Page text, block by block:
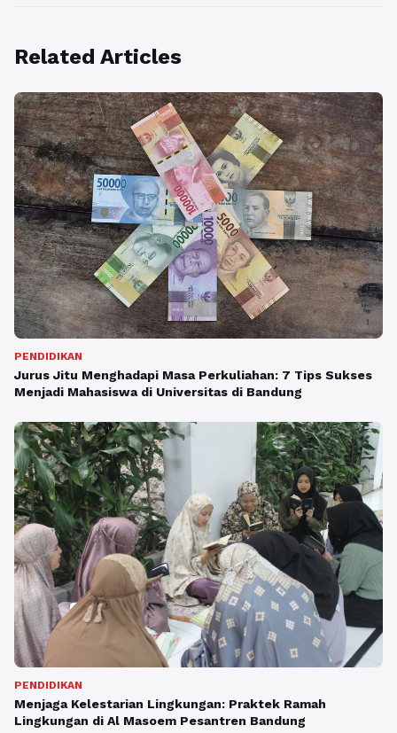
Related Articles
PENDIDIKAN
Jurus Jitu Menghadapi Masa Perkuliahan: 7 Tips Sukses
Menjadi Mahasiswa di Universitas di Bandung
PENDIDIKAN
Menjaga Kelestarian Lingkungan: Praktek Ramah
Lingkungan di Al Masoem Pesantren Bandung